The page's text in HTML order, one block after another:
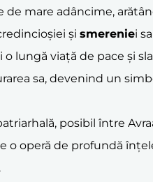
mare adâncime,
și smereniei
lungă viață de pace și
sa, devenind un
posibil între
o operă de profundă